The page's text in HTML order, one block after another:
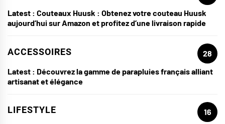
Latest : Couteaux Huusk : Obtenez votre couteau Huusk
aujourd’hui sur Amazon et profitez d’une livraison rapide
ACCESSOIRES
28
Latest : Découvrez la gamme de parapluies français alliant
artisanat et élégance
LIFESTYLE
16